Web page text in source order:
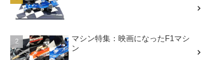
マシン特集：映画になったF1マシ
ン